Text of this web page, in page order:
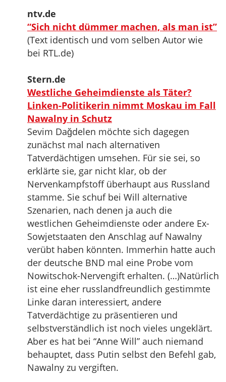
ntv.de
“Sich nicht dümmer machen, als man ist”
(Text identisch und vom selben Autor wie
bei RTL.de)
Stern.de
Westliche Geheimdienste als Täter?
Linken-Politikerin nimmt Moskau im Fall
Nawalny in Schutz
Sevim Dağdelen möchte sich dagegen
zunächst mal nach alternativen
Tatverdächtigen umsehen. Für sie sei, so
erklärte sie, gar nicht klar, ob der
Nervenkampfstoff überhaupt aus Russland
stamme. Sie schuf bei Will alternative
Szenarien, nach denen ja auch die
westlichen Geheimdienste oder andere Ex-
Sowjetstaaten den Anschlag auf Nawalny
verübt haben könnten. Immerhin hatte auch
der deutsche BND mal eine Probe vom
Nowitschok-Nervengift erhalten. (…)Natürlich
ist eine eher russlandfreundlich gestimmte
Linke daran interessiert, andere
Tatverdächtige zu präsentieren und
selbstverständlich ist noch vieles ungeklärt.
Aber es hat bei “Anne Will” auch niemand
behauptet, dass Putin selbst den Befehl gab,
Nawalny zu vergiften.